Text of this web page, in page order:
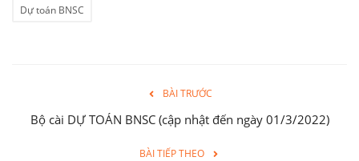
Dự toán BNSC
BÀI TRƯỚC
Bộ cài DỰ TOÁN BNSC (cập nhật đến ngày 01/3/2022)
BÀI TIẾP THEO